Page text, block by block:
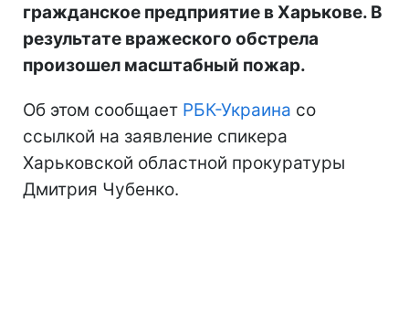
гражданское предприятие в Харькове. В
результате вражеского обстрела
произошел масштабный пожар.
Об этом сообщает РБК-Украина со
ссылкой на заявление спикера
Харьковской областной прокуратуры
Дмитрия Чубенко.